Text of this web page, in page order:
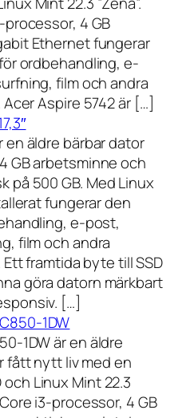
4 GB
Ethernet fungerar
ordbehandling, e-
film och andra
Aspire 5742 är […]
en äldre bärbar dator
GB arbetsminne och
på 500 GB. Med Linux
fungerar den
e-post,
film och andra
framtida byte till SSD
göra datorn märkbart
[…]
1DW
1DW är en äldre
fått nytt liv med en
Linux Mint 22.3
i3-processor, 4 GB